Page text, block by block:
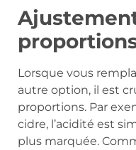
Lorsque vous
autre option, il est
proportions. Par
cidre, l’acidité est
plus marquée.